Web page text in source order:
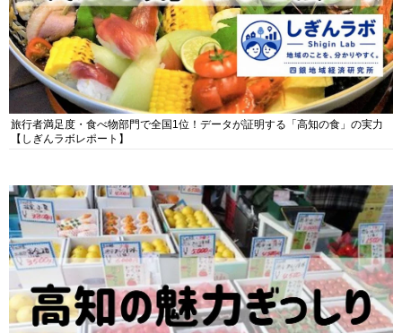
旅行者満足度・食べ物部門で全国1位！データが証明する「高知の食」の実力
【しぎんラボレポート】